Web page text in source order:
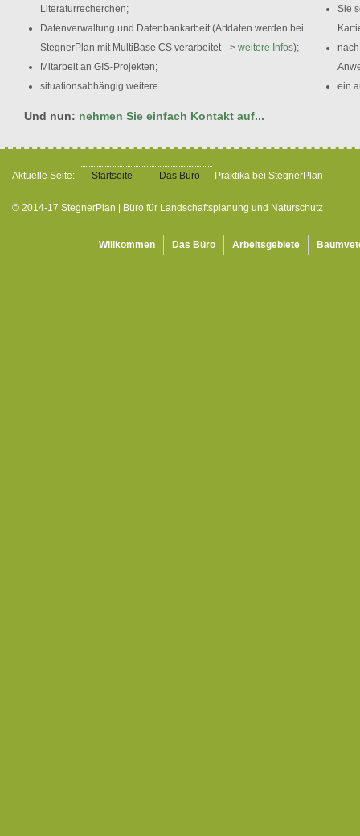
Literaturrecherchen;
Datenverwaltung und Datenbankarbeit (Artdaten werden bei
StegnerPlan mit MultiBase CS verarbeitet --> weitere Infos);
Mitarbeit an GIS-Projekten;
situationsabhängig weitere....
Sie
ein
Und nun: nehmen Sie einfach Kontakt auf...
Aktuelle Seite: Startseite Das Büro Praktika bei StegnerPlan
© 2014-17 StegnerPlan | Büro für Landschaftsplanung und Naturschutz
Willkommen Das Büro Arbeitsgebiete